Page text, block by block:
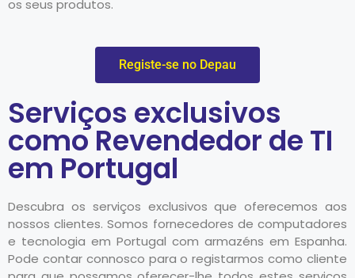
os seus produtos.
Registe-se no Depau
Serviços exclusivos
como Revendedor de TI
em Portugal
Descubra os serviços exclusivos que oferecemos aos
nossos clientes. Somos fornecedores de computadores
e tecnologia em Portugal com armazéns em Espanha.
Pode contar connosco para o registarmos como cliente